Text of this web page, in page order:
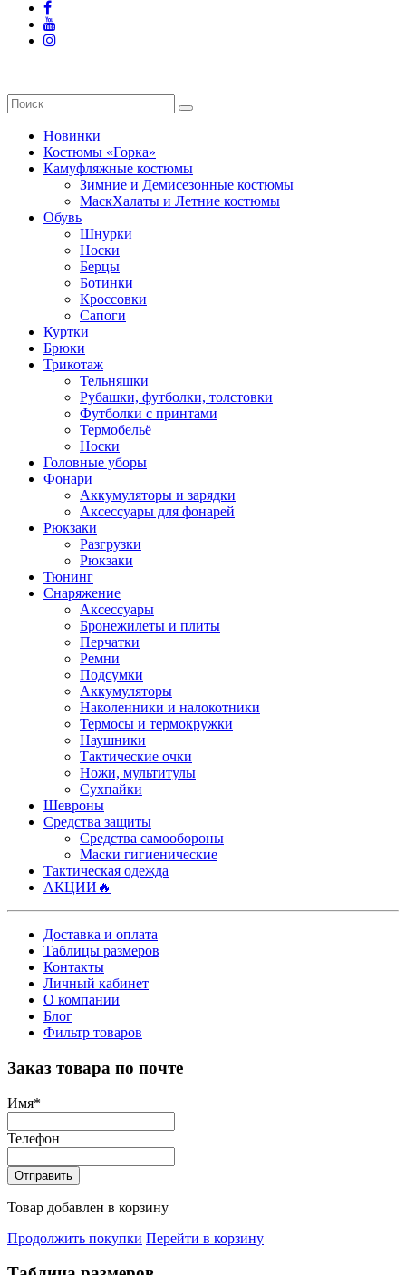
Новинки
Костюмы «Горка»
Камуфляжные костюмы
Зимние и Демисезонные костюмы
МаскХалаты и Летние костюмы
Обувь
Шнурки
Носки
Берцы
Ботинки
Кроссовки
Сапоги
Куртки
Брюки
Трикотаж
Тельняшки
Рубашки, футболки, толстовки
Футболки с принтами
Термобельё
Носки
Головные уборы
Фонари
Аккумуляторы и зарядки
Аксессуары для фонарей
Рюкзаки
Разгрузки
Рюкзаки
Тюнинг
Снаряжение
Аксессуары
Бронежилеты и плиты
Перчатки
Ремни
Подсумки
Аккумуляторы
Наколенники и налокотники
Термосы и термокружки
Наушники
Тактические очки
Ножи, мультитулы
Сухпайки
Шевроны
Средства защиты
Средства самообороны
Маски гигиенические
Тактическая одежда
АКЦИИ🔥
Доставка и оплата
Таблицы размеров
Контакты
Личный кабинет
О компании
Блог
Фильтр товаров
Заказ товара по почте
Имя*
Телефон
Отправить
Товар добавлен в корзину
Продолжить покупки Перейти в корзину